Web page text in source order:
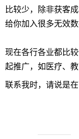
比较少，除非获客
给你加入很多无效数
现在各行各业都比
起推广，如医疗、
联系我时，请说是